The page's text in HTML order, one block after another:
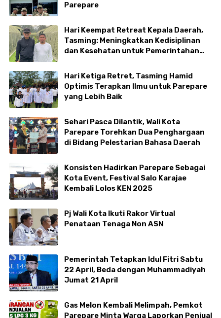
Parepare
Hari Keempat Retreat Kepala Daerah,
Tasming: Meningkatkan Kedisiplinan
dan Kesehatan untuk Pemerintahan
Hari Ketiga Retret, Tasming Hamid
Optimis Terapkan Ilmu untuk Parepare
yang Lebih Baik
Sehari Pasca Dilantik, Wali Kota
Parepare Torehkan Dua Penghargaan
di Bidang Pelestarian Bahasa Daerah
Konsisten Hadirkan Parepare Sebagai
Kota Event, Festival Salo Karajae
Kembali Lolos KEN 2025
Pj Wali Kota Ikuti Rakor Virtual
Penataan Tenaga Non ASN
Pemerintah Tetapkan Idul Fitri Sabtu
22 April, Beda dengan Muhammadiyah
Jumat 21 April
Gas Melon Kembali Melimpah, Pemkot
Parepare Minta Warga Laporkan Penjual